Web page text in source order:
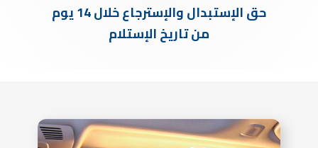
حق الإستبدال والإسترجاع خلال 14 يوم
من تاريخ الإستلام